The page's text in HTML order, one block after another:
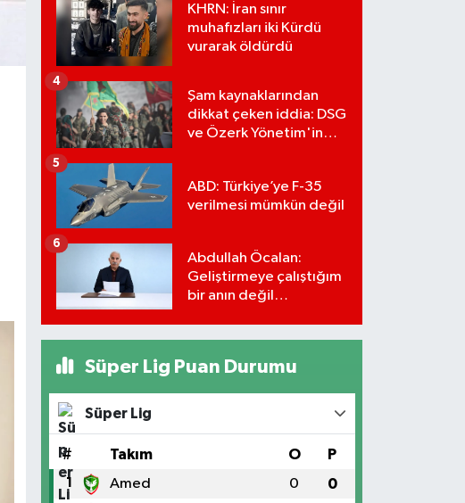
KHRN: İran sınır
muhafızları iki Kürdü
vurarak öldürdü
Şam kaynaklarından
dikkat çeken iddia: DSG
ve Özerk Yönetim'in
4
ABD: Türkiye’ye F-35
verilmesi mümkün değil
5
Abdullah Öcalan:
Geliştirmeye çalıştığım
bir anın değil
6
Süper Lig Puan Durumu
Süper Lig
# Takım O P
1 Amed 0 0